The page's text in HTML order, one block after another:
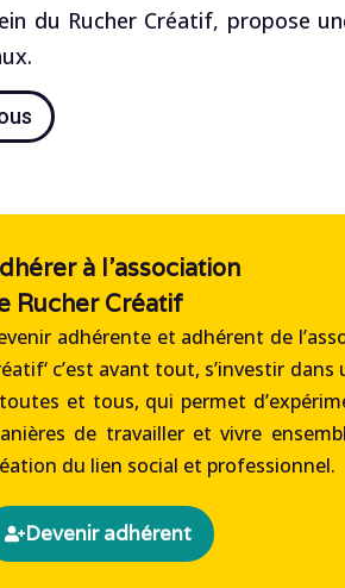
du Rucher Créatif, propose
à l'association
Rucher Créatif
adhérente et adhérent de
c’est avant tout, s’investir
et tous, qui permet
de travailler et vivre
du lien social et professionnel.
Devenir adhérent